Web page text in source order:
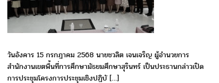
วันอังคาร 15 กรกฎาคม 2568 นายชวลิต เจนเจริญ ผู้อำนวยการ
สำนักงานเขตพื้นที่การศึกษามัธยมศึกษาสุรินทร์ เป็นประธานกล่าวเปิด
การประชุมโครงการประชุมเชิงปฏิบั […]